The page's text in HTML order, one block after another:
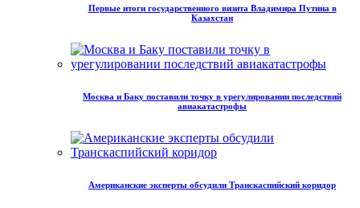
Первые итоги государственного визита Владимира Путина в
Казахстан
Москва и Баку поставили точку в урегулировании последствий
авиакатастрофы
Американские эксперты обсудили Транскаспийский коридор